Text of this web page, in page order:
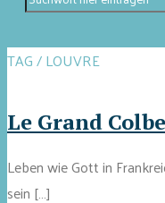
TAG / LOUVRE
Le Grand
Leben wie Gott in
sein […]